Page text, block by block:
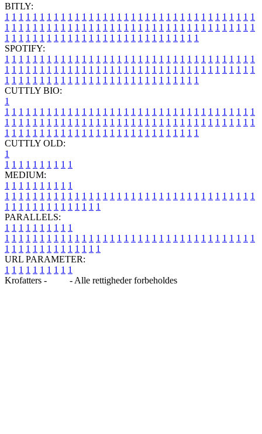
BITLY:
1 1 1 1 1 1 1 1 1 1 1 1 1 1 1 1 1 1 1 1 1 1 1 1 1 1 1 1 1 1 1 1 1 1 1 1
1 1 1 1 1 1 1 1 1 1 1 1 1 1 1 1 1 1 1 1 1 1 1 1 1 1 1 1 1 1 1 1 1 1 1 1
1 1 1 1 1 1 1 1 1 1 1 1 1 1 1 1 1 1 1 1 1 1 1 1 1 1 1 1
SPOTIFY:
1 1 1 1 1 1 1 1 1 1 1 1 1 1 1 1 1 1 1 1 1 1 1 1 1 1 1 1 1 1 1 1 1 1 1 1
1 1 1 1 1 1 1 1 1 1 1 1 1 1 1 1 1 1 1 1 1 1 1 1 1 1 1 1 1 1 1 1 1 1 1 1
1 1 1 1 1 1 1 1 1 1 1 1 1 1 1 1 1 1 1 1 1 1 1 1 1 1 1 1
CUTTLY BIO:
1
1 1 1 1 1 1 1 1 1 1 1 1 1 1 1 1 1 1 1 1 1 1 1 1 1 1 1 1 1 1 1 1 1 1 1 1
1 1 1 1 1 1 1 1 1 1 1 1 1 1 1 1 1 1 1 1 1 1 1 1 1 1 1 1 1 1 1 1 1 1 1 1
1 1 1 1 1 1 1 1 1 1 1 1 1 1 1 1 1 1 1 1 1 1 1 1 1 1 1 1
CUTTLY OLD:
1
1 1 1 1 1 1 1 1 1 1
MEDIUM:
1 1 1 1 1 1 1 1 1 1
1 1 1 1 1 1 1 1 1 1 1 1 1 1 1 1 1 1 1 1 1 1 1 1 1 1 1 1 1 1 1 1 1 1 1 1
1 1 1 1 1 1 1 1 1 1 1 1 1 1
PARALLELS:
1 1 1 1 1 1 1 1 1 1
1 1 1 1 1 1 1 1 1 1 1 1 1 1 1 1 1 1 1 1 1 1 1 1 1 1 1 1 1 1 1 1 1 1 1 1
1 1 1 1 1 1 1 1 1 1 1 1 1 1
URL PARAMETER:
1 1 1 1 1 1 1 1 1 1
Krofatters -
- Alle rettigheder forbeholdes